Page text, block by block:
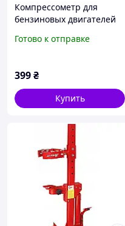
Компрессометр для
бензиновых двигателей
Готово к отправке
399₴
Купить